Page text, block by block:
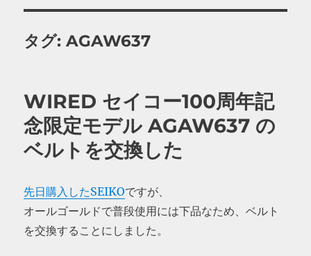
タグ:AGAW637
WIRED セイコー100周年記
念限定モデル AGAW637 の
ベルトを交換した
先日購入したSEIKOですが、
オールゴールドで普段使用には下品なため、ベルト
を交換することにしました。